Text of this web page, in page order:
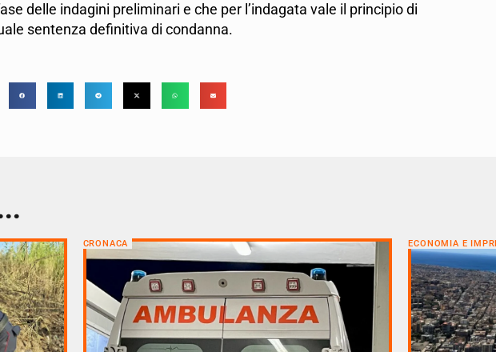
delle indagini preliminari e che per l’indagata vale il principio di
sentenza definitiva di condanna.
CRONACA ECONOMIA E